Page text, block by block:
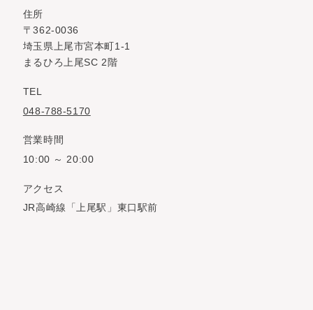
住所
〒362-0036
埼玉県上尾市宮本町1-1
まるひろ上尾SC 2階
TEL
048-788-5170
営業時間
10:00 ～ 20:00
アクセス
JR高崎線「上尾駅」東口駅前